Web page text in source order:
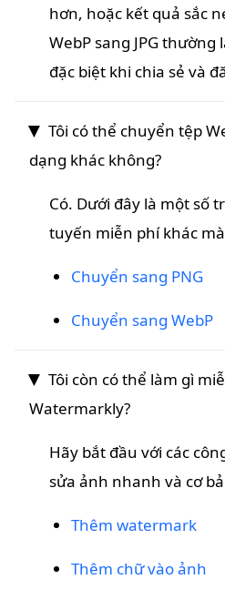
hơn, hoặc kết quả sắc
WebP sang JPG
đặc biệt khi chia sẻ và
Tôi có thể chuyển tệp
dạng khác không?
Có. Dưới đây là một số
tuyến miễn phí khác
Chuyển sang PNG
Chuyển sang WebP
Tôi còn có thể làm gì
Watermarkly?
Hãy bắt đầu với các
sửa ảnh nhanh và cơ
Thêm watermark
Thêm chữ vào ảnh